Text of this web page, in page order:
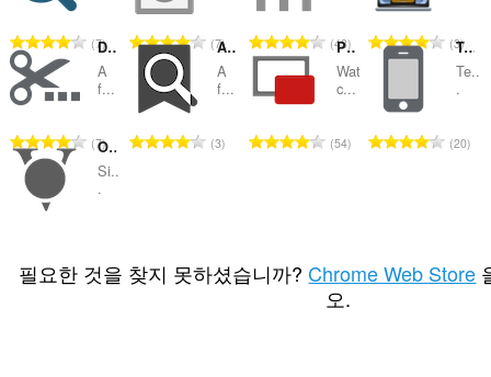
총
등
급
7
총
등
급
7
총
등
급
43
총
등
급
3
Desktop Clipboard Manager
A
f...
총
등
급
7
Advanced Bookmark Search
A
f...
총
3
Picture in Picture - PiP View
Wat
c...
총54
Temporary Mobile View
Te..
.
총20
Onion VPN with Multithreading
Si..
.
등
급
필요한 것을 찾지 못하셨습니까? Chrome Web Store
오.